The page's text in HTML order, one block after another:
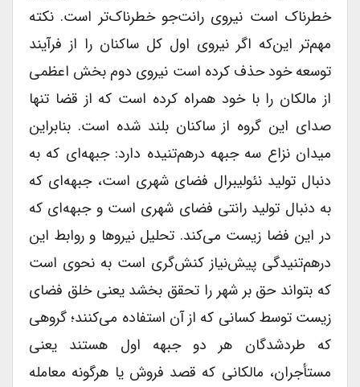
خطرناک است نیروی رانت‌جو خطرناک‌تر است. نکته
مهم‌تر این‌که اگر نیروی اول کل ساکنان را از فرآیند
توسعه خود حذف کرده است نیروی دوم بخش اعظمی
از مالکان را با خود همراه کرده است که از قضا تنها
صدای این گروه از ساکنان بلند شده است. بنابراین
میدان نزاع سه جبهه درهم‌تنیده دارد: جبهه‌ای که به
دنبال تولید نئولیبرال فضای شهری است، جبهه‌ای که
به دنبال تولید رانتی فضای شهری است و جبهه‌ای که
در این فضا زیست می‌کند. تحلیل نیروها و روابط این
درهم‌تنیدگی پیش‌نیاز کنش‌گری است به نحوی است
که بتواند حق بر شهر را تحقق بخشد یعنی خلق فضای
زیست توسط کسانی که از آن استفاده می‌کنند؛ گروهی
که طردشدگان هر دو جبهه اول هستند یعنی
مستأجران، مالکانی که قصد فروش یا هرگونه معامله